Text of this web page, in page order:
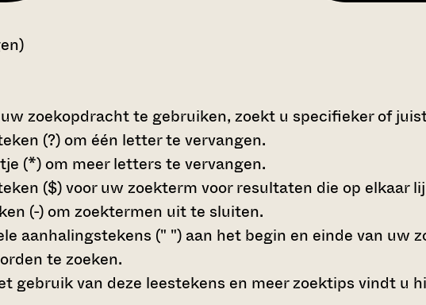
zoekopdracht te gebruiken, zoekt u specifieker of
(?) om één letter te vervangen.
(*) om meer letters te vervangen.
($)voor uw zoekterm voor resultaten die op elkaar
(-) om zoektermen uit te sluiten.
aanhalingstekens (" ") aan het begin en einde van uw
te zoeken.
gebruik van deze leestekens en meer zoektips vindt u